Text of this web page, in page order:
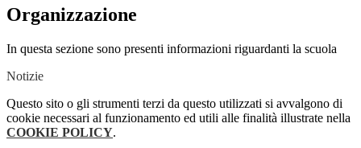
Organizzazione
In questa sezione sono presenti informazioni riguardanti la scuola
Notizie
Questo sito o gli strumenti terzi da questo utilizzati si avvalgono di
cookie necessari al funzionamento ed utili alle finalità illustrate nella
COOKIE POLICY.